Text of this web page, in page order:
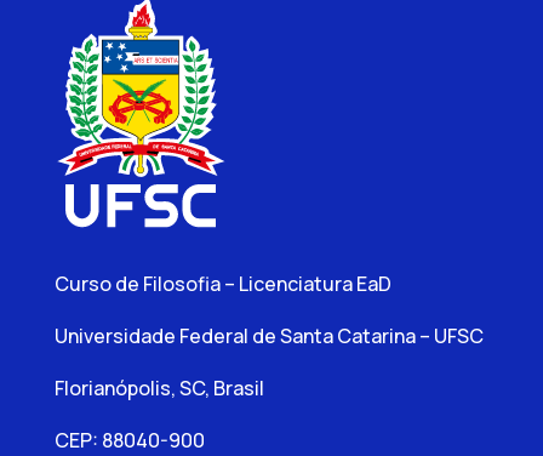
Curso de Filosofia – Licenciatura EaD
Universidade Federal de Santa Catarina – UFSC
Florianópolis, SC, Brasil
CEP: 88040-900